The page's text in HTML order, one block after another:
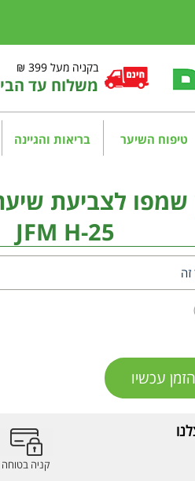
בקניה מעל 399 ₪
משלוח עד
טיפוח השיער בריאות והגיינה
שמפו לצביעת
JFM H-25
הזמן עכשיו
קניה בטוחה